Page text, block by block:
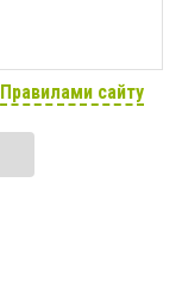
Правилами сайту